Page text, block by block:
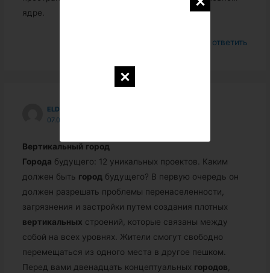
ядре.
Войдите, чтобы ответить
ELDARCAGOJKO8322
07.09.2018 В 03:14
Вертикальный город
Города будущего: 12 уникальных проектов. Каким
должен быть городбудущего? В первую очередь он
должен разрешать проблемы перенаселенности,
загрязнения и застройки путем создания плотных
вертикальных строений, которые связаны между
собой на всех уровнях. Жители смогут свободно
перемещаться из одного места в другое пешком.
Перед вами двенадцать концептуальных городов,